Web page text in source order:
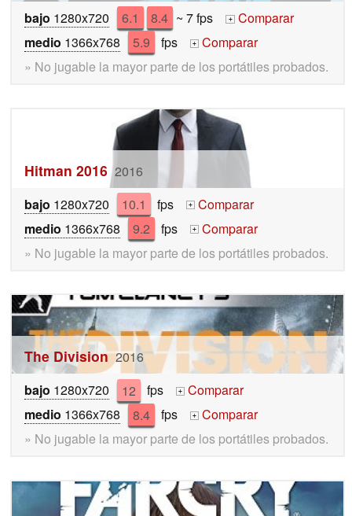
bajo 1280x720 6.1 8.4 ~ 7 fps + Comparar
medio 1366x768 5.9 fps +
Comparar
» No jugable la mayor parte de los portátiles probados.
Hitman 2016 2016
bajo 1280x720 10.1 fps +
Comparar
medio 1366x768 9.2 fps +
Comparar
» No jugable la mayor parte de los portátiles probados.
The Division 2016
bajo 1280x720 12 fps +
Comparar
medio 1366x768 8.4 fps +
Comparar
» No jugable la mayor parte de los portátiles probados.